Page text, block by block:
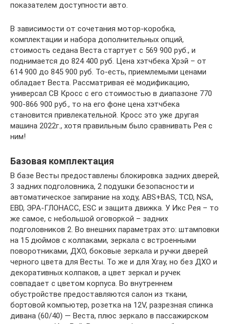
показателем доступности авто.
В зависимости от сочетания мотор-коробка,
комплектации и набора дополнительных опций,
стоимость седана Веста стартует с 569 900 руб., и
поднимается до 824 400 руб. Цена хэтчбека Хрэй – от
614 900 до 845 900 руб. То-есть, приемлемыми ценами
обладает Веста. Рассматривая её модификацию,
универсал СВ Кросс с его стоимостью в диапазоне 770
900-866 900 руб., то на его фоне цена хэтчбека
становится привлекательной. Кросс это уже другая
машина 2022г., хотя правильным было сравнивать Рея с
ним!
Базовая комплектация
В базе Весты предоставлены блокировка задних дверей,
3 задних подголовника, 2 подушки безопасности и
автоматическое запирание на ходу, ABS+BAS, TCD, NSA,
EBD, ЭРА-ГЛОНАСС, ESC и защита движка. У Икс Рея – то
же самое, с небольшой оговоркой – задних
подголовников 2. Во внешних параметрах это: штамповки
на 15 дюймов с колпаками, зеркала с встроенными
поворотниками, ДХО, боковые зеркала и ручки дверей
черного цвета для Весты. То же и для Xray, но без ДХО и
декоративных колпаков, а цвет зеркал и ручек
совпадает с цветом корпуса. Во внутреннем
обустройстве предоставляются салон из ткани,
бортовой компьютер, розетка на 12V, разрезная спинка
дивана (60/40) — Веста, плюс зеркало в пассажирском